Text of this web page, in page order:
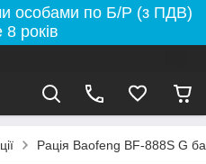
особами по Б/Р (з ПДВ)
8 років
Рація Baofeng BF-888S G